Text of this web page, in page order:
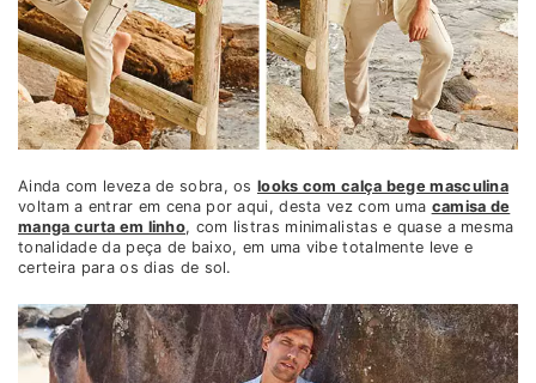
Ainda com leveza de sobra, os looks com calça bege masculina
voltam a entrar em cena por aqui, desta vez com uma camisa de
manga curta em linho, com listras minimalistas e quase a mesma
tonalidade da peça de baixo, em uma vibe totalmente leve e
certeira para os dias de sol.